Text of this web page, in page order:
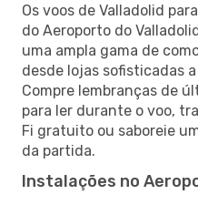
Os voos de Valladolid
do Aeroporto do
uma ampla gama de
desde lojas sofisticadas
Compre lembranças de
para ler durante o voo,
Fi gratuito ou saboreie
da partida.
Instalações no